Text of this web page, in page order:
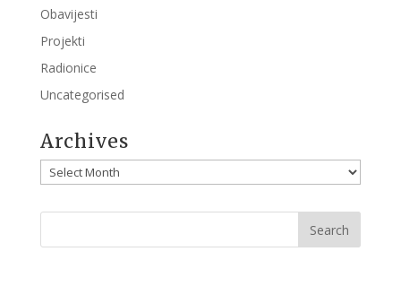
Obavijesti
Projekti
Radionice
Uncategorised
Archives
Archives